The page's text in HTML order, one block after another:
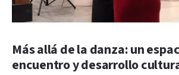
Más allá de la danza: un
encuentro y desarrollo